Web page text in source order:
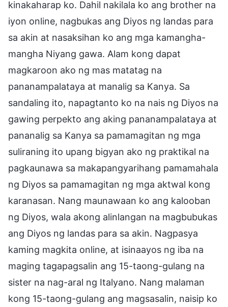
kinakaharap ko. Dahil nakilala ko ang brother na
iyon online, nagbukas ang Diyos ng landas para
sa akin at nasaksihan ko ang mga kamangha-
mangha Niyang gawa. Alam kong dapat
magkaroon ako ng mas matatag na
pananampalataya at manalig sa Kanya. Sa
sandaling ito, napagtanto ko na nais ng Diyos na
gawing perpekto ang aking pananampalataya at
pananalig sa Kanya sa pamamagitan ng mga
suliraning ito upang bigyan ako ng praktikal na
pagkaunawa sa makapangyarihang pamamahala
ng Diyos sa pamamagitan ng mga aktwal kong
karanasan. Nang maunawaan ko ang kalooban
ng Diyos, wala akong alinlangan na magbubukas
ang Diyos ng landas para sa akin. Nagpasya
kaming magkita online, at isinaayos ng iba na
maging tagapagsalin ang 15-taong-gulang na
sister na nag-aral ng Italyano. Nang malaman
kong 15-taong-gulang ang magsasalin, naisip ko